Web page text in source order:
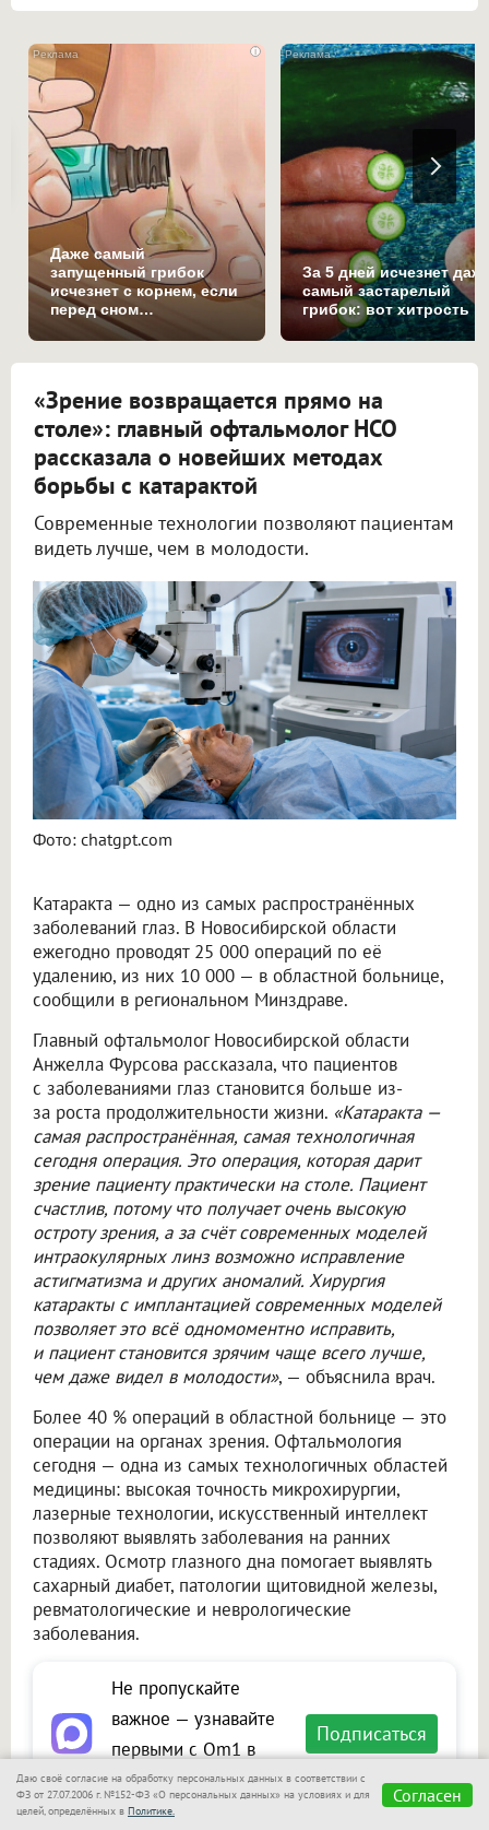
i
Даже самый
запущенный грибок
исчезнет с корнем, если
перед сном…
За 5 дней исчезнет
самый застарелый
грибок: вот хитрость
«Зрение возвращается прямо на
столе»: главный офтальмолог НСО
рассказала о новейших методах
борьбы с катарактой
Современные технологии позволяют пациентам
видеть лучше, чем в молодости.
Фото: chatgpt.com
Катаракта — одно из самых распространённых
заболеваний глаз. В Новосибирской области
ежегодно проводят 25 000 операций по её
удалению, из них 10 000 — в областной больнице,
сообщили в региональном Минздраве.
Главный офтальмолог Новосибирской области
Анжелла Фурсова рассказала, что пациентов
с заболеваниями глаз становится больше из-
за роста продолжительности жизни. «Катаракта —
самая распространённая, самая технологичная
сегодня операция. Это операция, которая дарит
зрение пациенту практически на столе. Пациент
счастлив, потому что получает очень высокую
остроту зрения, а за счёт современных моделей
интраокулярных линз возможно исправление
астигматизма и других аномалий. Хирургия
катаракты с имплантацией современных моделей
позволяет это всё одномоментно исправить,
и пациент становится зрячим чаще всего лучше,
чем даже видел в молодости», — объяснила врач.
Более 40 % операций в областной больнице — это
операции на органах зрения. Офтальмология
сегодня — одна из самых технологичных областей
медицины: высокая точность микрохирургии,
лазерные технологии, искусственный интеллект
позволяют выявлять заболевания на ранних
стадиях. Осмотр глазного дна помогает выявлять
сахарный диабет, патологии щитовидной железы,
ревматологические и неврологические
заболевания.
Не пропускайте
важное — узнавайте
первыми с Om1 в
«Макс»
Подписаться
Даю своё согласие на обработку персональных данных в соответствии с
ФЗ от 27.07.2006 г. №152-ФЗ «О персональных данных» на условиях и для
целей, определённых в Политике.
Согласен